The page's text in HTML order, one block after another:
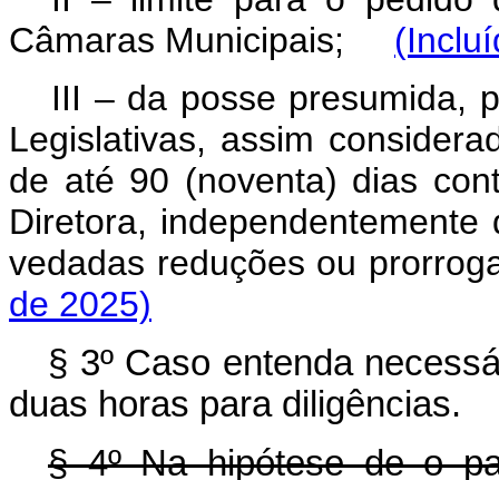
Câmaras Municipais;
III – da posse presumida,
Legislativas, assim
de até 90 (noventa) dias
Diretora,
vedadas reduções ou
de 2025)
§ 3º Caso entenda
duas horas para diligências.
§ 4º Na hipótese de o